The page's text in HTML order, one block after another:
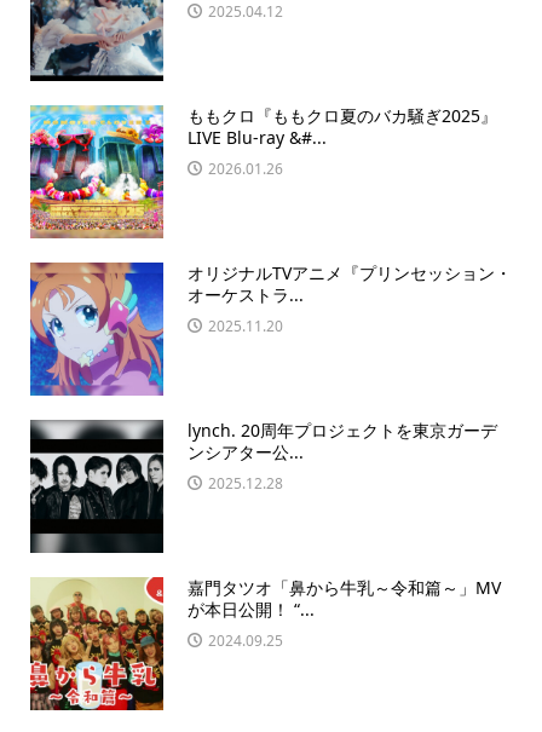
2025.04.12
ももクロ『ももクロ夏のバカ騒ぎ2025』
LIVE Blu-ray &#...
2026.01.26
オリジナルTVアニメ『プリンセッション・
オーケストラ...
2025.11.20
lynch. 20周年プロジェクトを東京ガーデ
ンシアター公...
2025.12.28
嘉門タツオ「鼻から牛乳～令和篇～」MV
が本日公開！ “...
2024.09.25